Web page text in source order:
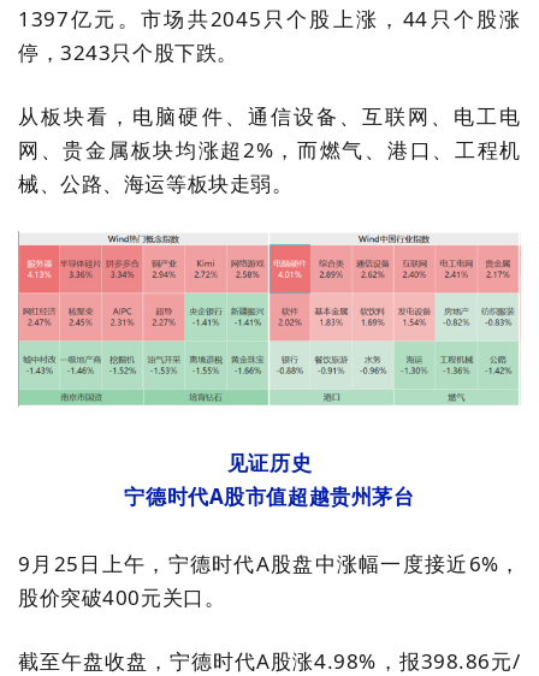
1397亿元。市场共2045 只个股上涨， 44 只个股涨
停，3243只个股下跌。
从板块看，电脑硬件、通信设备、互联网、电工电
网、贵金属板块均涨超2% ，而燃气、港口、工程机
械、公路、海运等板块走弱。
见证历史
宁德时代A股市值超越贵州茅台
9 月 25日上午，宁德时代A股盘中涨幅一度接近6% ，
股价突破400元关口。
截至午盘收盘，宁德时代A股涨4.98% ，报398.86元/